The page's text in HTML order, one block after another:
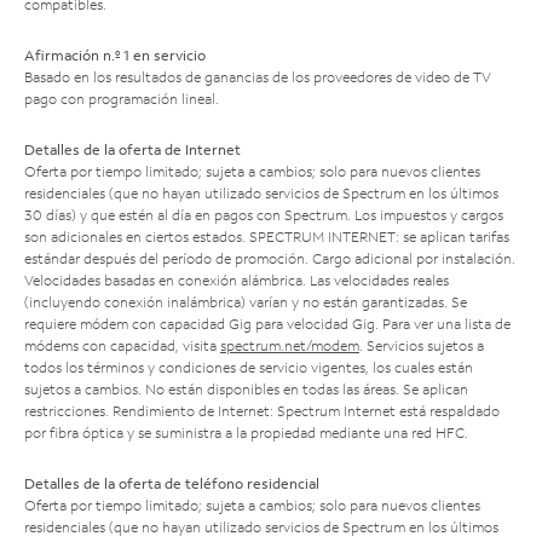
compatibles.
Afirmación n.º 1 en servicio
Basado en los resultados de ganancias de los proveedores de video de TV
pago con programación lineal.
Detalles de la oferta de Internet
Oferta por tiempo limitado; sujeta a cambios; solo para nuevos clientes
residenciales (que no hayan utilizado servicios de Spectrum en los últimos
30 días) y que estén al día en pagos con Spectrum. Los impuestos y cargos
son adicionales en ciertos estados. SPECTRUM INTERNET: se aplican tarifas
estándar después del período de promoción. Cargo adicional por instalación.
Velocidades basadas en conexión alámbrica. Las velocidades reales
(incluyendo conexión inalámbrica) varían y no están garantizadas. Se
requiere módem con capacidad Gig para velocidad Gig. Para ver una lista de
módems con capacidad, visita spectrum.net/modem. Servicios sujetos a
todos los términos y condiciones de servicio vigentes, los cuales están
sujetos a cambios. No están disponibles en todas las áreas. Se aplican
restricciones. Rendimiento de Internet: Spectrum Internet está respaldado
por fibra óptica y se suministra a la propiedad mediante una red HFC.
Detalles de la oferta de teléfono residencial
Oferta por tiempo limitado; sujeta a cambios; solo para nuevos clientes
residenciales (que no hayan utilizado servicios de Spectrum en los últimos